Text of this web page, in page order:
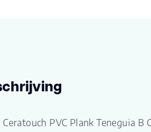
PVC Plank Teneguia B